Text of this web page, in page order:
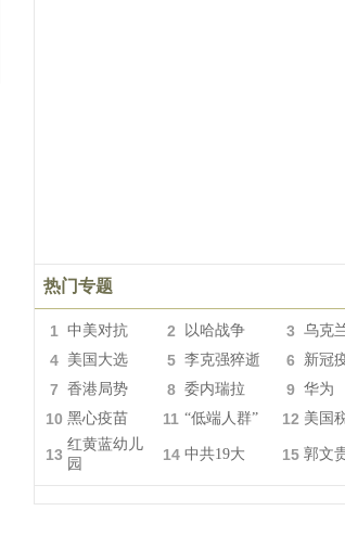
热门专题
1 中美对抗 2 以哈战争 3 乌克
4 美国大选 5 李克强猝逝 6 新冠
7 香港局势 8 委内瑞拉 9 华为
10 黑心疫苗 11 “低端人群” 12 美国
13
红黄蓝幼儿
园
14 中共19大 15 郭文